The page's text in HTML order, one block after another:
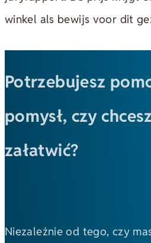
winkel als bewijs voor dit
Potrzebujesz
pomysł, czy
załatwić?
Niezależnie od tego, czy